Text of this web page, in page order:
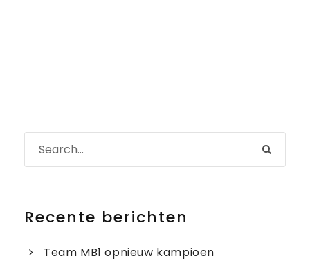
Recente berichten
Team MB1 opnieuw kampioen